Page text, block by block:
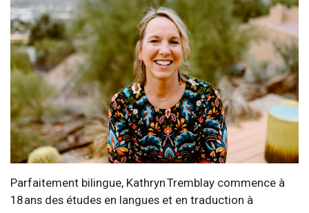
Parfaitement bilingue, Kathryn Tremblay commence à
18 ans des études en langues et en traduction à